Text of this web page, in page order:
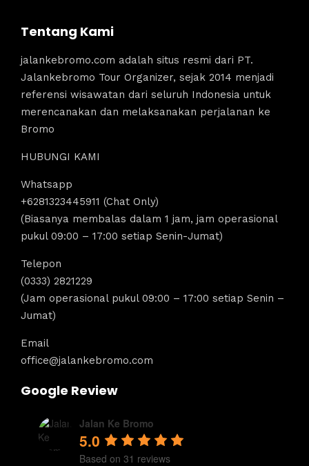
Tentang Kami
jalankebromo.com adalah situs resmi dari PT.
Jalankebromo Tour Organizer, sejak 2014 menjadi
referensi wisawatan dari seluruh Indonesia untuk
merencanakan dan melaksanakan perjalanan ke
Bromo
HUBUNGI KAMI
Whatsapp
+6281323445911 (Chat Only)
(Biasanya membalas dalam 1 jam, jam operasional
pukul 09:00 – 17:00 setiap Senin-Jumat)
Telepon
(0333) 2821229
(Jam operasional pukul 09:00 – 17:00 setiap Senin –
Jumat)
Email
office@jalankebromo.com
Google Review
Jalan Ke Bromo
5.0
Based on 31 reviews